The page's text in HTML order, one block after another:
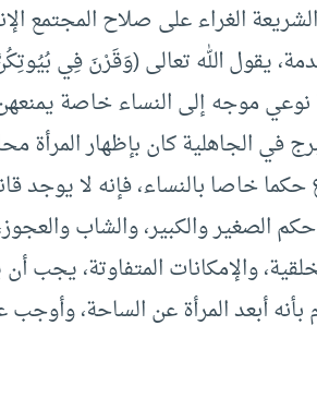
الغراء على صلاح المجتمع
يقول الله تعالى (وَقَرْنَ فِي
33/ والخطاب هنا نوعي موجه إلى النساء
في الجاهلية كان بإظهار المرأة
حكما خاصا بالنساء، فإنه لا يوجد
والكبير، والشاب
والإمكانات المتفاوتة،
بأنه أبعد المرأة عن الساحة،